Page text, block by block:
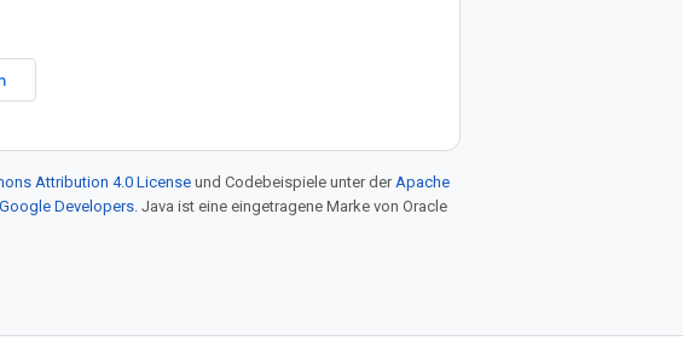
Attribution 4.0 License und Codebeispiele unter derApache
Developers. Java ist eine eingetragene Marke von Oracle